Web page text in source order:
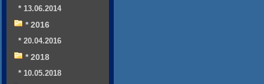
* 13.06.2014
* 2016
* 20.04.2016
* 2018
* 10.05.2018